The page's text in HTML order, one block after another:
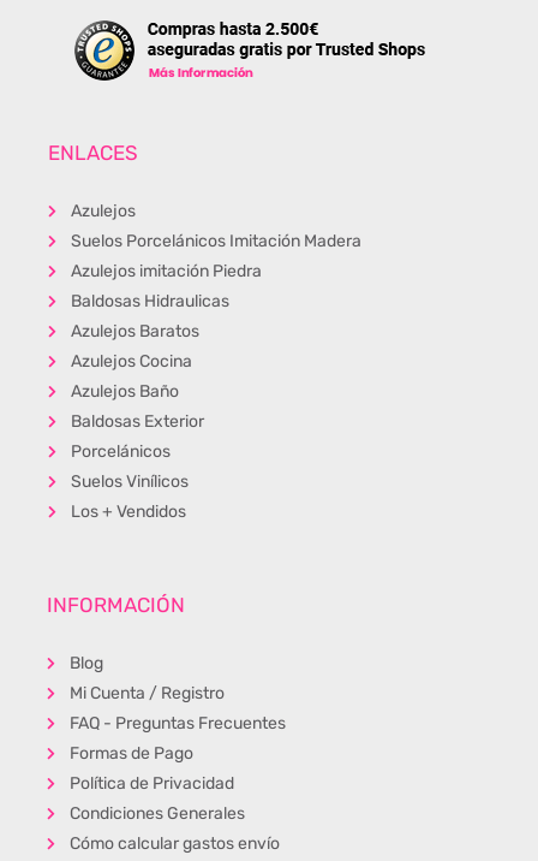
ENLACES
Azulejos
Suelos Porcelánicos Imitación Madera
Azulejos imitación Piedra
Baldosas Hidraulicas
Azulejos Baratos
Azulejos Cocina
Azulejos Baño
Baldosas Exterior
Porcelánicos
Suelos Vinílicos
Los + Vendidos
INFORMACIÓN
Blog
Mi Cuenta / Registro
FAQ - Preguntas Frecuentes
Formas de Pago
Política de Privacidad
Condiciones Generales
Cómo calcular gastos envío